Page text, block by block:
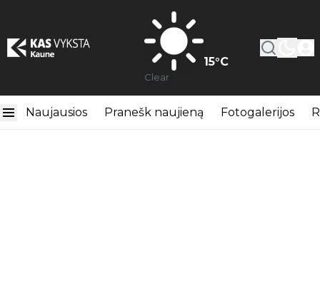
15°C
Clear
Naujausios Pranešk naujieną Fotogalerijos